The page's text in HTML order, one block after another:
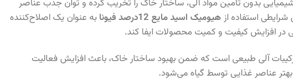
بدون تأمین مواد آلی، ساختار خاک را تخریب کرده و توان جذب عناصر
استفاده از هیومیک اسید مایع 12درصد فیونا
به عنوان یک اصلاح‌کننده
افزایش کیفیت و کمیت محصولات ایفا کند.
آلی طبیعی است که ضمن بهبود ساختار خاک، باعث افزایش فعالیت
عناصر غذایی توسط گیاه می‌شود.